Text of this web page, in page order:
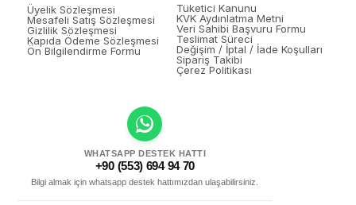
Üyelik Sözleşmesi
Mesafeli Satış Sözleşmesi
Gizlilik Sözleşmesi
Kapıda Ödeme Sözleşmesi
Ön Bilgilendirme Formu
Tüketici Kanunu
KVK Aydınlatma Metni
Veri Sahibi Başvuru Formu
Teslimat Süreci
Değişim / İptal / İade Koşulları
Sipariş Takibi
Çerez Politikası
WHATSAPP DESTEK HATTI
+90 (553) 694 94 70
Bilgi almak için whatsapp destek hattımızdan ulaşabilirsiniz.